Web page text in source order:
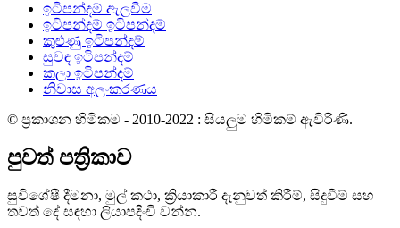
ඉටිපන්දම් ඇලවීම
ඉටිපන්දම් ඉටිපන්දම්
කුළුණු ඉටිපන්දම්
සුවඳ ඉටිපන්දම්
කලා ඉටිපන්දම්
නිවාස අලංකරණය
© ප්‍රකාශන හිමිකම - 2010-2022 : සියලුම හිමිකම් ඇවිරිණි.
පුවත් පත්‍රිකාව
සුවිශේෂී දීමනා, මුල් කථා, ක්‍රියාකාරී දැනුවත් කිරීම්, සිදුවීම් සහ
තවත් දේ සඳහා ලියාපදිංචි වන්න.